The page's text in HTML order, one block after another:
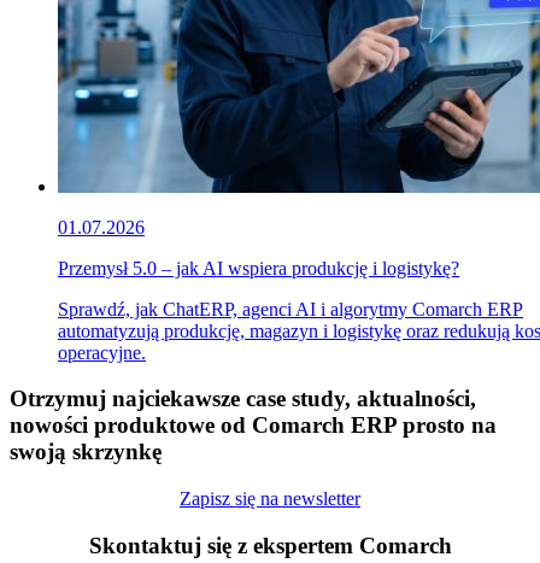
01.07.2026
Przemysł 5.0 – jak AI wspiera produkcję i logistykę?
Sprawdź, jak ChatERP, agenci AI i algorytmy Comarch ERP
automatyzują produkcję, magazyn i logistykę oraz redukują
operacyjne.
Otrzymuj najciekawsze case study, aktualności,
nowości produktowe od Comarch ERP prosto na
swoją skrzynkę
Zapisz się na newsletter
Skontaktuj się z ekspertem Comarch